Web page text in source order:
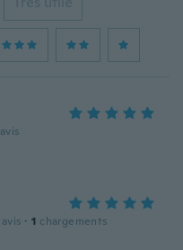
avis
avis · 1 chargements